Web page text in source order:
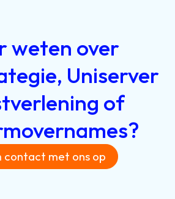
weten over
Uniserver
of
contact met ons op